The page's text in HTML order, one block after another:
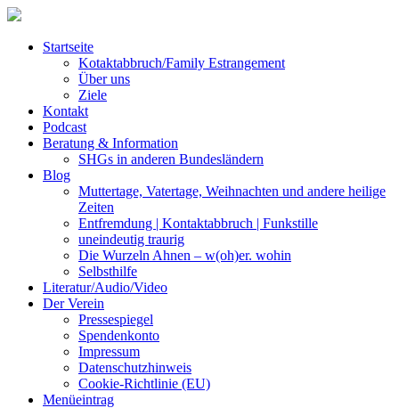
Startseite
Kotaktabbruch/Family Estrangement
Über uns
Ziele
Kontakt
Podcast
Beratung & Information
SHGs in anderen Bundesländern
Blog
Muttertage, Vatertage, Weihnachten und andere heilige
Zeiten
Entfremdung | Kontaktabbruch | Funkstille
uneindeutig traurig
Die Wurzeln Ahnen – w(oh)er. wohin
Selbsthilfe
Literatur/Audio/Video
Der Verein
Pressespiegel
Spendenkonto
Impressum
Datenschutzhinweis
Cookie-Richtlinie (EU)
Menüeintrag